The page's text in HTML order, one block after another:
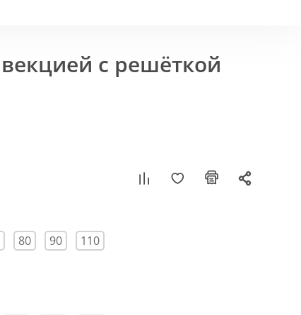
с решёткой
80 90
110